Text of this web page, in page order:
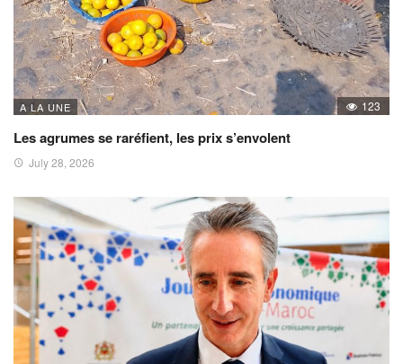
A LA UNE 123
Les agrumes se raréfient, les prix s’envolent
July 28, 2026